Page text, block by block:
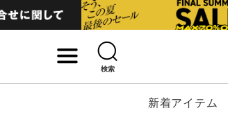
検索
新着アイテム